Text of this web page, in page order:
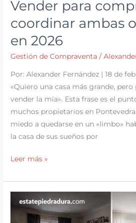
Vender para
coordinar ambas
en 2026
Gestión de Compraventa /
Por: Alexander Fernández | 18 de
«Quiero una casa más grande,
vender la mía». Esta frase es el
muchos propietarios en
miedo a quedarse en un «limbo»
la casa de sus sueños por
Vender
comprar:
coordinar
ambas
Leer más »